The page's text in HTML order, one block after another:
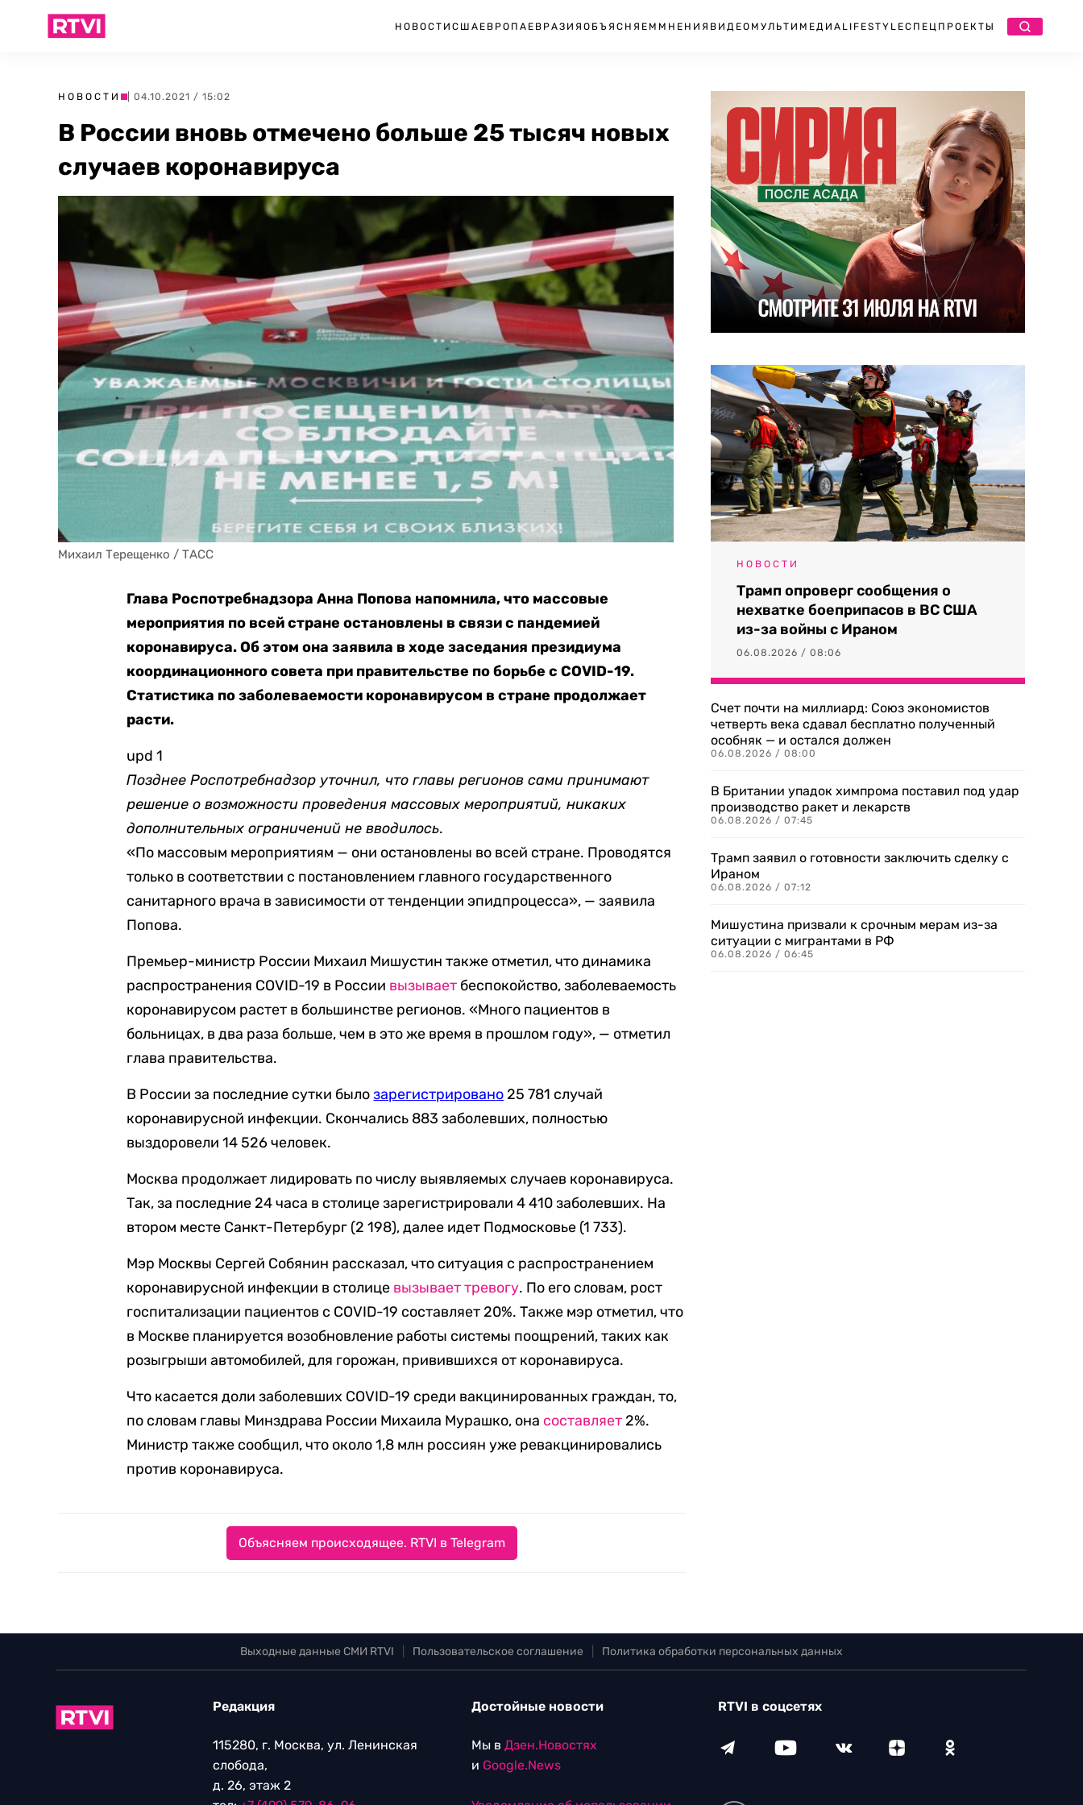
НОВОСТИ США ЕВРОПА ЕВРАЗИЯ ОБЪЯСНЯЕМ МНЕНИЯ ВИДЕО МУЛЬТИМЕДИА LIFESTYLEСПЕЦПРОЕКТЫ
НОВОСТИ | 04.10.2021 / 15:02
В России вновь отмечено больше 25 тысяч новых
случаев коронавируса
Михаил Терещенко / ТАСС
Глава Роспотребнадзора Анна Попова напомнила, что массовые
мероприятия по всей стране остановлены в связи с пандемией
коронавируса. Об этом она заявила в ходе заседания президиума
координационного совета при правительстве по борьбе с COVID-19.
Статистика по заболеваемости коронавирусом в стране продолжает
расти.
upd 1
Позднее Роспотребнадзор уточнил, что главы регионов сами принимают
решение о возможности проведения массовых мероприятий, никаких
дополнительных ограничений не вводилось.
«По массовым мероприятиям — они остановлены во всей стране. Проводятся
только в соответствии с постановлением главного государственного
санитарного врача в зависимости от тенденции эпидпроцесса», — заявила
Попова.
Премьер-министр России Михаил Мишустин также отметил, что динамика
распространения COVID-19 в России вызывает беспокойство, заболеваемость
коронавирусом растет в большинстве регионов. «Много пациентов в
больницах, в два раза больше, чем в это же время в прошлом году», — отметил
глава правительства.
В России за последние сутки былозарегистрировано25 781 случай
коронавирусной инфекции. Скончались 883 заболевших, полностью
выздоровели 14 526 человек.
Москва продолжает лидировать по числу выявляемых случаев коронавируса.
Так, за последние 24 часа в столице зарегистрировали 4 410 заболевших. На
втором месте Санкт-Петербург (2 198), далее идет Подмосковье (1 733).
Мэр Москвы Сергей Собянин рассказал, что ситуация с распространением
коронавирусной инфекции в столице вызывает тревогу. По его словам, рост
госпитализации пациентов с COVID-19 составляет 20%. Также мэр отметил, что
в Москве планируется возобновление работы системы поощрений, таких как
розыгрыши автомобилей, для горожан, привившихся от коронавируса.
Что касается доли заболевших COVID-19 среди вакцинированных граждан, то,
по словам главы Минздрава России Михаила Мурашко, она составляет2%.
Министр также сообщил, что около 1,8 млн россиян уже ревакцинировались
против коронавируса.
Объясняем происходящее. RTVI в Telegram
НОВОСТИ
Трамп опроверг сообщения о
нехватке боеприпасов в ВС США
из-за войны с Ираном
06.08.2026 / 08:06
Счет почти на миллиард: Союз экономистов
четверть века сдавал бесплатно полученный
особняк — и остался должен
06.08.2026 / 08:00
В Британии упадок химпрома поставил под удар
производство ракет и лекарств
06.08.2026 / 07:45
Трамп заявил о готовности заключить сделку с
Ираном
06.08.2026 / 07:12
Мишустина призвали к срочным мерам из-за
ситуации с мигрантами в РФ
06.08.2026 / 06:45
Выходные данные СМИ RTVI Пользовательское соглашение Политика обработки персональных данных
Редакция
115280, г. Москва, ул. Ленинская
слобода,
д. 26, этаж 2
Достойные новости
Мы в Дзен.Новостях
и Google.News
RTVI в соцсетях